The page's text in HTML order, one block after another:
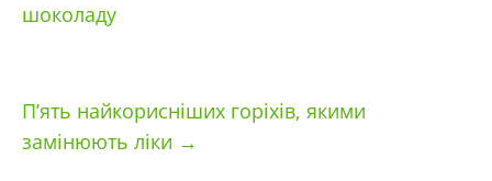
шоколаду
П’ять найкорисніших горіхів, якими
замінюють ліки →